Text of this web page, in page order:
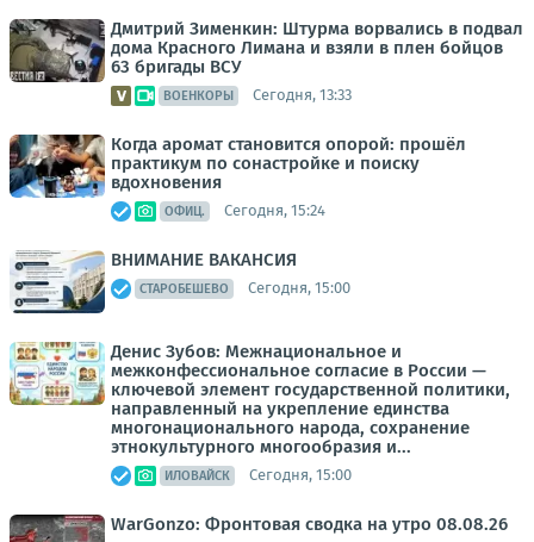
Дмитрий Зименкин: Штурма ворвались в подвал
дома Красного Лимана и взяли в плен бойцов
63 бригады ВСУ
ВОЕНКОРЫ Сегодня, 13:33
Когда аромат становится опорой: прошёл
практикум по сонастройке и поиску
вдохновения
ОФИЦ. Сегодня, 15:24
ВНИМАНИЕ ВАКАНСИЯ
СТАРОБЕШЕВО Сегодня, 15:00
Денис Зубов: Межнациональное и
межконфессиональное согласие в России —
ключевой элемент государственной политики,
направленный на укрепление единства
многонационального народа, сохранение
этнокультурного многообразия и...
ИЛОВАЙСК Сегодня, 15:00
WarGonzo: Фронтовая сводка на утро 08.08.26